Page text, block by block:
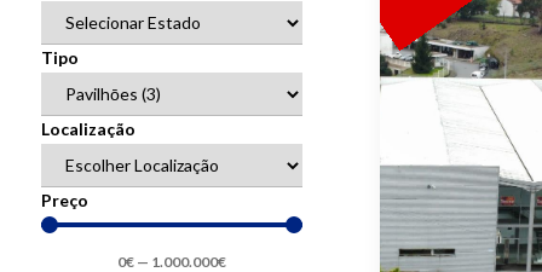
Tipo
Localização
Preço
0€ — 1.000.000€